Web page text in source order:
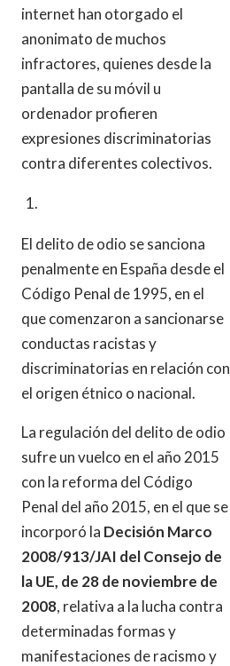
internet han otorgado el
anonimato de muchos
infractores, quienes desde la
pantalla de su móvil u
ordenador profieren
expresiones discriminatorias
contra diferentes colectivos.
El delito de odio se sanciona
penalmente en España desde el
Código Penal de 1995, en el
que comenzaron a sancionarse
conductas racistas y
discriminatorias en relación con
el origen étnico o nacional.
La regulación del delito de odio
sufre un vuelco en el año 2015
con la reforma del Código
Penal del año 2015, en el que se
incorporó la Decisión Marco
2008/913/JAI del Consejo de
la UE, de 28 de noviembre de
2008, relativa a la lucha contra
determinadas formas y
manifestaciones de racismo y